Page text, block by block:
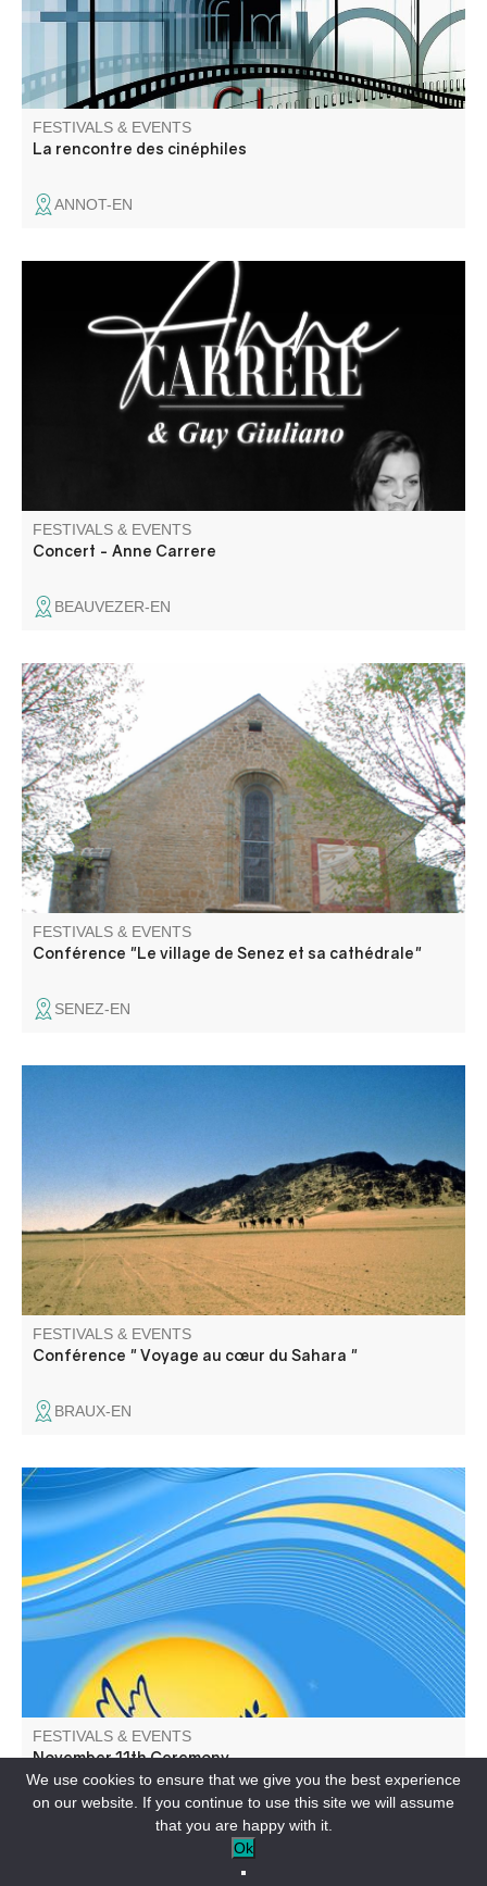
FESTIVALS & EVENTS
La rencontre des cinéphiles
ANNOT-EN
Récital de chanson française par un duo en osmose :
l’accordéon de Guy Giuliano est la voix de la musique,
ponctuée par la voix d’Anne Carrere qui pose sa mélodie.
FESTIVALS & EVENTS
Concert - Anne Carrere
BEAUVEZER-EN
Découverte guidée du village et de son ancienne
cathédrale avec Laetitia Frassetto guide-conférencière.
FESTIVALS & EVENTS
Conférence "Le village de Senez et sa cathédrale"
SENEZ-EN
FESTIVALS & EVENTS
Conférence " Voyage au cœur du Sahara "
BRAUX-EN
Tribute to the war dead, wreath-laying and speeches.
FESTIVALS & EVENTS
November 11th Ceremony
VILLARS-COLMARS-EN
We use cookies to ensure that we give you the best experience
on our website. If you continue to use this site we will assume
that you are happy with it.
Ok